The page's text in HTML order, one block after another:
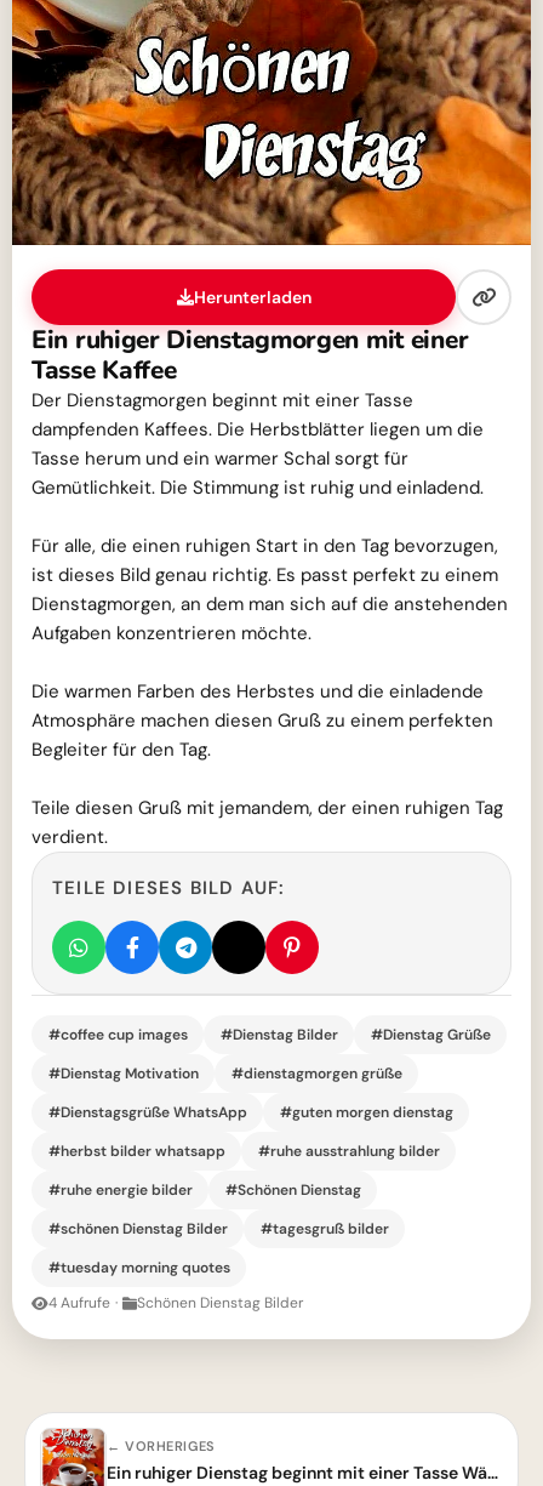
Herunterladen
Ein ruhiger Dienstagmorgen mit einer
Tasse Kaffee
Der Dienstagmorgen beginnt mit einer Tasse
dampfenden Kaffees. Die Herbstblätter liegen um die
Tasse herum und ein warmer Schal sorgt für
Gemütlichkeit. Die Stimmung ist ruhig und einladend.
Für alle, die einen ruhigen Start in den Tag bevorzugen,
ist dieses Bild genau richtig. Es passt perfekt zu einem
Dienstagmorgen, an dem man sich auf die anstehenden
Aufgaben konzentrieren möchte.
Die warmen Farben des Herbstes und die einladende
Atmosphäre machen diesen Gruß zu einem perfekten
Begleiter für den Tag.
Teile diesen Gruß mit jemandem, der einen ruhigen Tag
verdient.
TEILE DIESES BILD AUF:
#coffee cup images #Dienstag Bilder
#Dienstag Grüße
#Dienstag Motivation
#dienstagmorgen grüße
#Dienstagsgrüße WhatsApp
#guten morgen dienstag
#herbst bilder whatsapp
#ruhe ausstrahlung bilder
#ruhe energie bilder
#Schönen Dienstag
#schönen Dienstag Bilder
#tagesgruß bilder
#tuesday morning quotes
4 Aufrufe · Schönen Dienstag Bilder
← VORHERIGES
Ein ruhiger Dienstag beginnt mit einer Tasse Wärme und Herbstgefühlen